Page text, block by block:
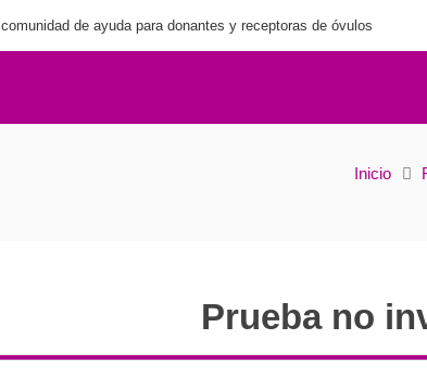
de ayuda para donantes y receptoras de óvulos
Prueba no
Inicio
Prueba no